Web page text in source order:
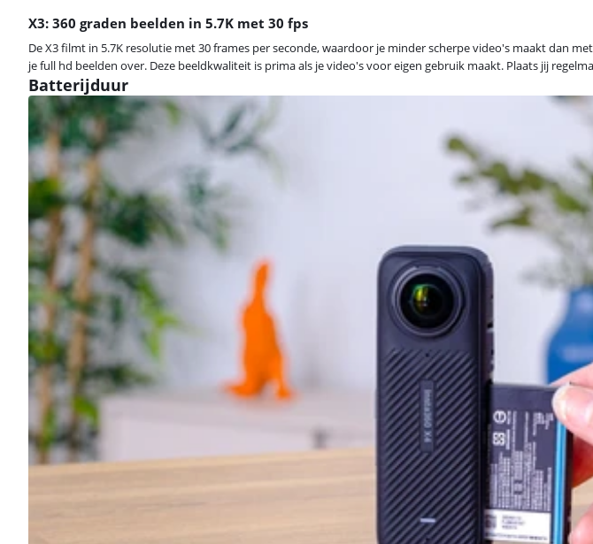
X3: 360 graden beelden in 5.7K met 30 fps
De X3 filmt in 5.7K resolutie met 30 frames per seconde, waardoor je minder scherpe video's maakt dan
je full hd beelden over. Deze beeldkwaliteit is prima als je video's voor eigen gebruik maakt. Plaats jij
Batterijduur